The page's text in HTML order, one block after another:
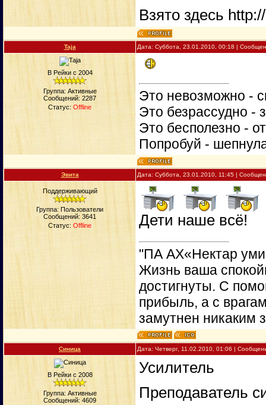
Взято здесь
Taja Дата: Суббота, 23.01.2010, 00:18 |
В Рейки с 2004
Группа: Активные
Сообщений: 2287
Статус: Offline
Это невозможно -
Это безрассудно -
Это бесполезно -
Попробуй -
Эвита Дата: Суббота, 23.01.2010, 11:45 |
Поддерживающий
Группа: Пользователи
Сообщений: 3641
Статус: Offline Дети наше всё!
"ПА АХ«Нектар
Жизнь ваша
достигнуты. С
прибыль, а с
замутнен никаким
Синица Дата: Четверг, 11.02.2010, 01:06 |
В Рейки с 2008
Группа: Активные
Сообщений: 4609
Усилитель
Преподаватель